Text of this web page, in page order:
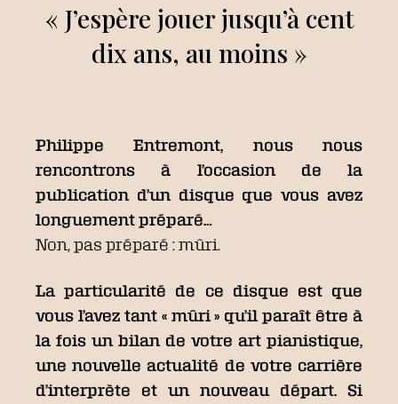
« J’espère jouer jusqu’à cent
dix ans, au moins »
Philippe Entremont, nous nous
rencontrons à l’occasion de la
publication d’un disque que vous avez
longuement préparé…
Non, pas préparé : mûri.
La particularité de ce disque est que
vous l’avez tant « mûri » qu’il paraît être à
la fois un bilan de votre art pianistique,
une nouvelle actualité de votre carrière
d’interprète et un nouveau départ. Si